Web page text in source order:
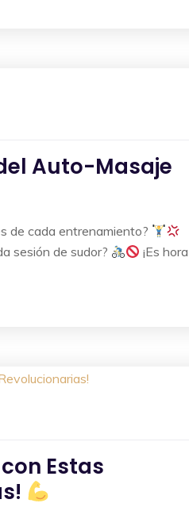
Auto-Masaje
de cada entrenamiento?
sesión de sudor?
¡Es hora
Estas